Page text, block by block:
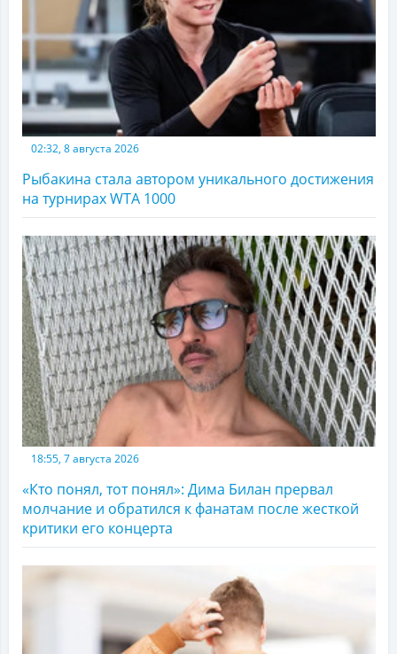
02:32, 8 августа 2026
Рыбакина стала автором уникального достижения
на турнирах WTA 1000
18:55, 7 августа 2026
«Кто понял, тот понял»: Дима Билан прервал
молчание и обратился к фанатам после жесткой
критики его концерта